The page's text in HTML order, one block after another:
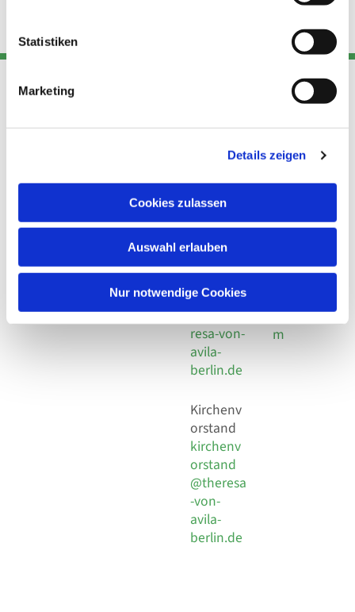
Statistiken
Marketing
Details zeigen
Cookies zulassen
Auswahl erlauben
Nur notwendige Cookies
Adresse
Kirchengemeinde Pfarrei
Hl. Theresa von Avila Berlin
Leitender Pfarrer - Norbert
Behaimstr. 39
Kont
Telefon
+49 30
924 64 28
Fax +49
30 924 54
18
E-Mail
info@the
resa-von-
avila-
berlin.de
Kirchenv
orstand
kirchenv
orstand
@theresa
-von-
avila-
berlin.de
Links
Datensch
utz
Social
Impressu
m